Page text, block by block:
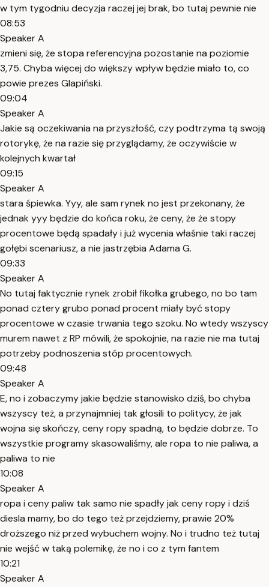
w tym tygodniu decyzja raczej jej brak, bo tutaj pewnie nie
08:53
Speaker A
zmieni się, że stopa referencyjna pozostanie na poziomie
3,75. Chyba więcej do większy wpływ będzie miało to, co
powie prezes Glapiński.
09:04
Speaker A
Jakie są oczekiwania na przyszłość, czy podtrzyma tą swoją
rotorykę, że na razie się przyglądamy, że oczywiście w
kolejnych kwartał
09:15
Speaker A
stara śpiewka. Yyy, ale sam rynek no jest przekonany, że
jednak yyy będzie do końca roku, że ceny, że że stopy
procentowe będą spadały i już wycenia właśnie taki raczej
gołębi scenariusz, a nie jastrzębia Adama G.
09:33
Speaker A
No tutaj faktycznie rynek zrobił fikołka grubego, no bo tam
ponad cztery grubo ponad procent miały być stopy
procentowe w czasie trwania tego szoku. No wtedy wszyscy
murem nawet z RP mówili, że spokojnie, na razie nie ma tutaj
potrzeby podnoszenia stóp procentowych.
09:48
Speaker A
E, no i zobaczymy jakie będzie stanowisko dziś, bo chyba
wszyscy też, a przynajmniej tak głosili to politycy, że jak
wojna się skończy, ceny ropy spadną, to będzie dobrze. To
wszystkie programy skasowaliśmy, ale ropa to nie paliwa, a
paliwa to nie
10:08
Speaker A
ropa i ceny paliw tak samo nie spadły jak ceny ropy i dziś
diesla mamy, bo do tego też przejdziemy, prawie 20%
droższego niż przed wybuchem wojny. No i trudno też tutaj
nie wejść w taką polemikę, że no i co z tym fantem
10:21
Speaker A